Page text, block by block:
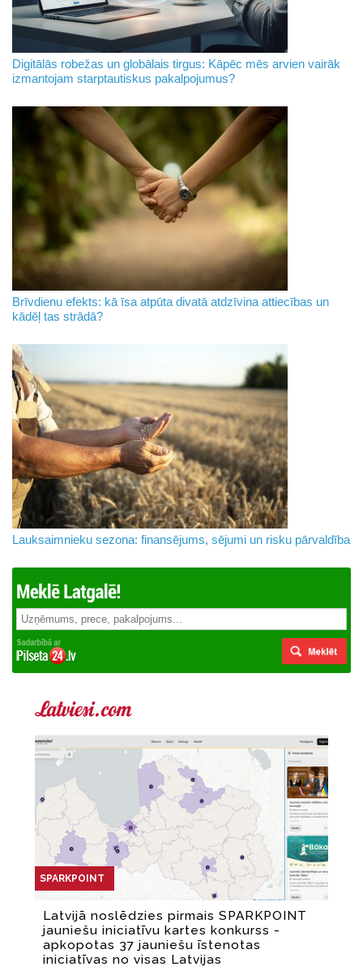
Digitālās robežas un globālais tirgus: Kāpēc mēs arvien vairāk
izmantojam starptautiskus pakalpojumus?
Brīvdienu efekts: kā īsa atpūta divatā atdzīvina attiecības un
kādēļ tas strādā?
Lauksaimnieku sezona: finansējums, sējumi un risku pārvaldība